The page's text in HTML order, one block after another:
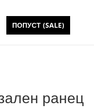
ПОПУСТ (SALE)
ранец